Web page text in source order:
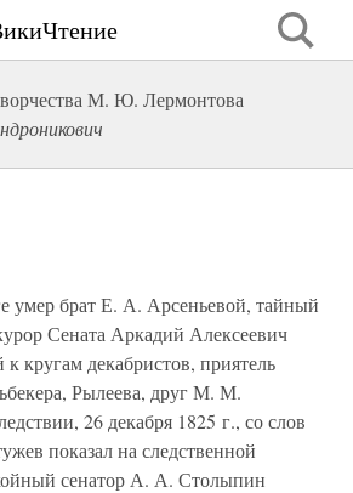
М. Ю. Лермонтова
умер брат Е. А. Арсеньевой, тайный
Сената Аркадий Алексеевич
кругам декабристов, приятель
Рылеева, друг М. М.
26 декабря 1825 г., со слов
показал на следственной
сенатор А. А. Столыпин